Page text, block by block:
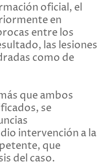
oficial, el
en
entre los
las lesiones
como de
que ambos
se
intervención a la
que
del caso.